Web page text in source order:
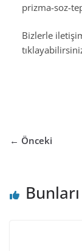
prizma-soz-
Bizlerle
← Önceki